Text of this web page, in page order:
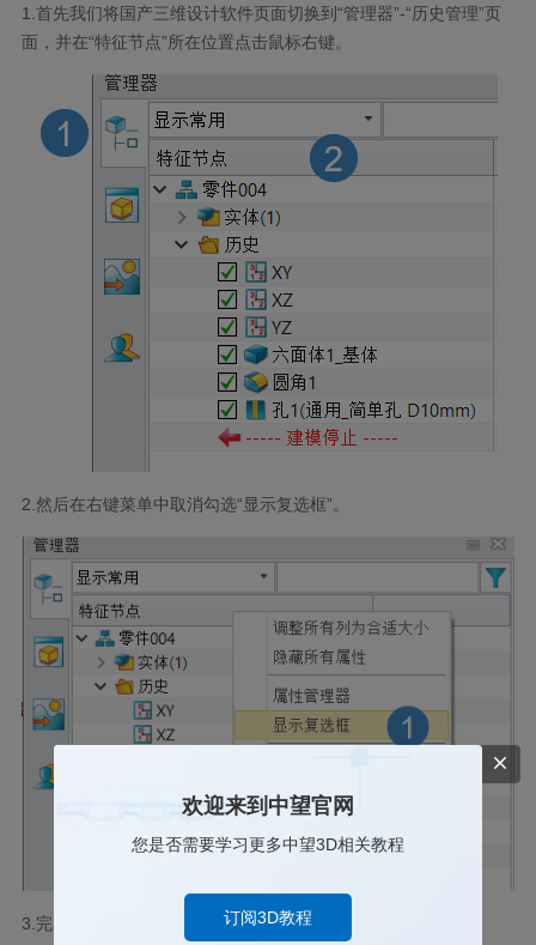
1.首先我们将国产三维设计软件页面切换到“管理器”-“历史管理”页
面，并在“特征节点”所在位置点击鼠标右键。
2.然后在右键菜单中取消勾选“显示复选框”。
3.完成以上步骤后，特征前面的复选框将不显示了。
欢迎来到中望官网
您是否需要学习更多中望3D相关教程
订阅3D教程